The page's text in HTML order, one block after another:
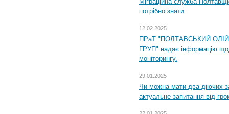
потрібно знати
12.02.2025
ПРаТ "ПОЛТАВСЬКИЙ
ГРУП" надає інформацію
моніторингу.
29.01.2025
Чи можна мати два діючих
актуальне запитання від